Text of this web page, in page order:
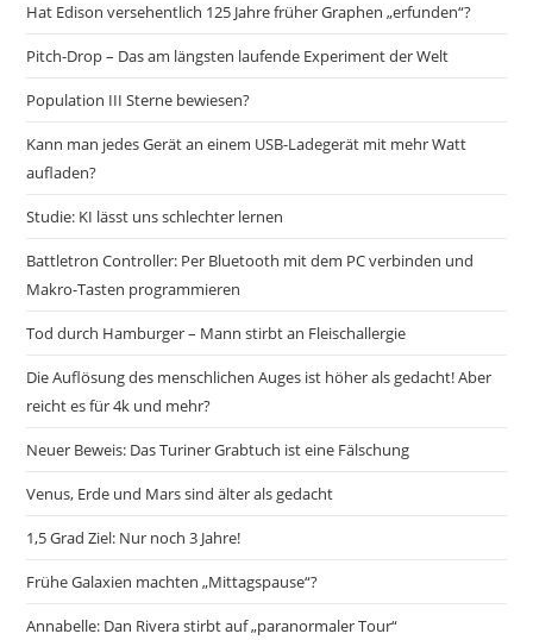
Hat Edison versehentlich 125 Jahre früher Graphen „erfunden“?
Pitch-Drop – Das am längsten laufende Experiment der Welt
Population III Sterne bewiesen?
Kann man jedes Gerät an einem USB-Ladegerät mit mehr Watt
aufladen?
Studie: KI lässt uns schlechter lernen
Battletron Controller: Per Bluetooth mit dem PC verbinden und
Makro-Tasten programmieren
Tod durch Hamburger – Mann stirbt an Fleischallergie
Die Auflösung des menschlichen Auges ist höher als gedacht! Aber
reicht es für 4k und mehr?
Neuer Beweis: Das Turiner Grabtuch ist eine Fälschung
Venus, Erde und Mars sind älter als gedacht
1,5 Grad Ziel: Nur noch 3 Jahre!
Frühe Galaxien machten „Mittagspause“?
Annabelle: Dan Rivera stirbt auf „paranormaler Tour“